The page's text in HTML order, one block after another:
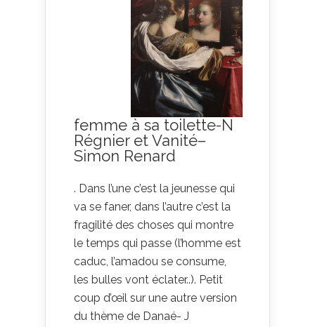
femme à sa toilette-N
Régnier et Vanité–
Simon Renard
. Dans l’une c’est la jeunesse qui
va se faner, dans l’autre c’est la
fragilité des choses qui montre
le temps qui passe (l’homme est
caduc, l’amadou se consume,
les bulles vont éclater..). Petit
coup d’œil sur une autre version
du thème de Danaé- J